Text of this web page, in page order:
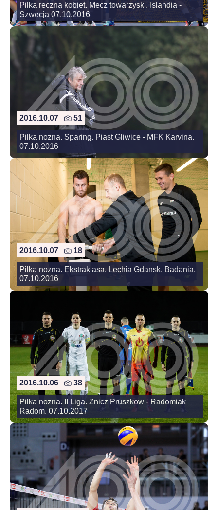
Pilka reczna kobiet. Mecz towarzyski. Islandia -
Szwecja 07.10.2016
2016.10.07 51
Pilka nozna. Sparing. Piast Gliwice - MFK Karvina.
07.10.2016
2016.10.07 18
Pilka nozna. Ekstraklasa. Lechia Gdansk. Badania.
07.10.2016
2016.10.06 38
Pilka nozna. II Liga. Znicz Pruszkow - Radomiak
Radom. 07.10.2017